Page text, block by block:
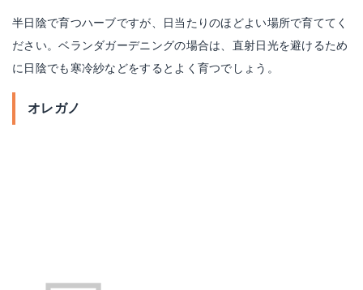
半日陰で育つハーブですが、日当たりのほどよい場所で育ててく
ださい。ベランダガーデニングの場合は、直射日光を避けるため
に日陰でも寒冷紗などをするとよく育つでしょう。
オレガノ